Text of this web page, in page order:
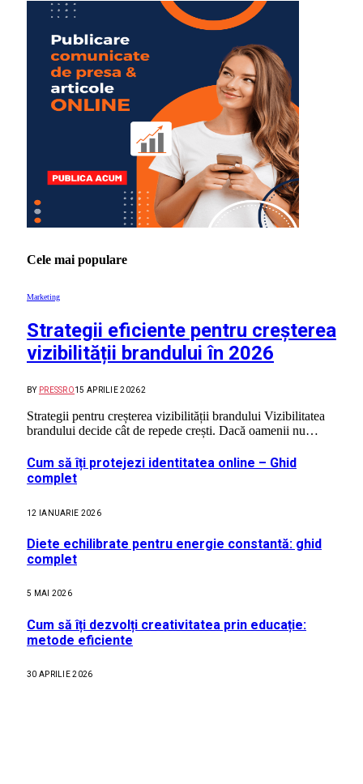
Cele mai populare
Marketing
Strategii eficiente pentru creșterea
vizibilității brandului în 2026
BY PRESSRO15 APRILIE 20262
Strategii pentru creșterea vizibilității brandului Vizibilitatea
brandului decide cât de repede crești. Dacă oamenii nu…
Cum să îți protejezi identitatea online – Ghid
complet
12 IANUARIE 2026
Diete echilibrate pentru energie constantă: ghid
complet
5 MAI 2026
Cum să îți dezvolți creativitatea prin educație:
metode eficiente
30 APRILIE 2026